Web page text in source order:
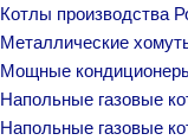
Котлы производства
Металлические
Мощные
Напольные газовые
Напольные газовые